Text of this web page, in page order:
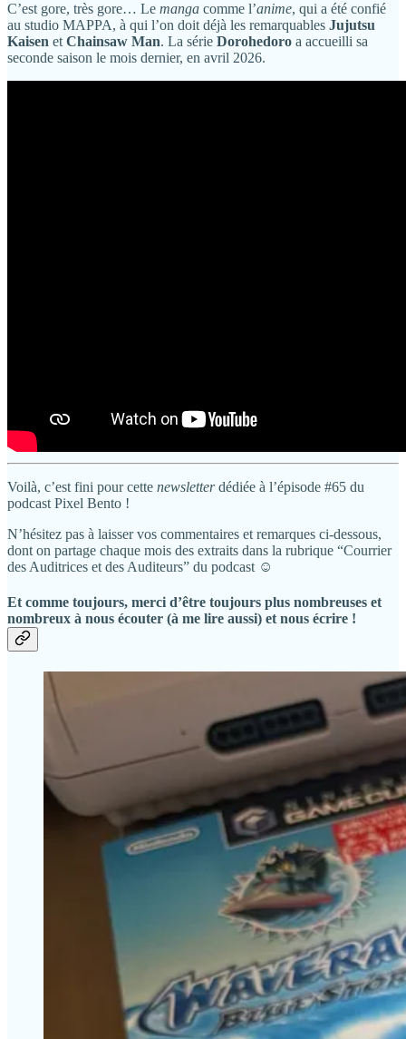
C’est gore, très gore… Le manga comme l’anime, qui a été confié
au studio MAPPA, à qui l’on doit déjà les remarquables Jujutsu
Kaisen et Chainsaw Man. La série Dorohedoro a accueilli sa
seconde saison le mois dernier, en avril 2026.
Voilà, c’est fini pour cette newsletterdédiée à l’épisode #65 du
podcast Pixel Bento !
N’hésitez pas à laisser vos commentaires et remarques ci-dessous,
dont on partage chaque mois des extraits dans la rubrique “Courrier
des Auditrices et des Auditeurs” du podcast ☺️
Et comme toujours, merci d’être toujours plus nombreuses et
nombreux à nous écouter (à me lire aussi) et nous écrire !